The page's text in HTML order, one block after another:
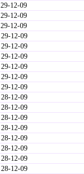
12-09
12-09
12-09
12-09
12-09
12-09
12-09
12-09
12-09
12-09
12-09
12-09
12-09
12-09
12-09
12-09
12-09